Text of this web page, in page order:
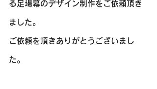
る足場幕のデザイン制作をご依頼頂き
ました。
ご依頼を頂きありがとうございまし
た。